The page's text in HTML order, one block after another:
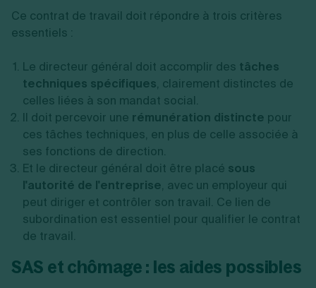
Ce contrat de travail doit répondre à trois critères
essentiels :
Le directeur général doit accomplir des tâches
techniques spécifiques, clairement distinctes de
celles liées à son mandat social.
Il doit percevoir une rémunération distincte pour
ces tâches techniques, en plus de celle associée à
ses fonctions de direction.
Et le directeur général doit être placé sous
l'autorité de l'entreprise, avec un employeur qui
peut diriger et contrôler son travail. Ce lien de
subordination est essentiel pour qualifier le contrat
de travail.
SAS et chômage : les aides possibles